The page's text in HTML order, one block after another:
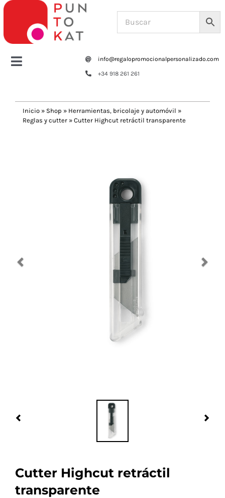
Saltar
contenido
Toggle
Tazas y botellas
Navidad 🎄 Invierno
info@regalopromocionalpersonalizado.com
+34 918 261 261
Inicio » Shop » Herramientas, bricolaje y automóvil »
Reglas y cutter » Cutter Highcut retráctil transparente
Cutter Highcut retráctil
transparente